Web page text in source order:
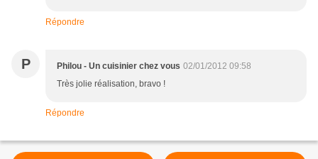
Répondre
P Philou - Un cuisinier chez vous 02/01/2012 09:58
Très jolie réalisation, bravo !
Répondre